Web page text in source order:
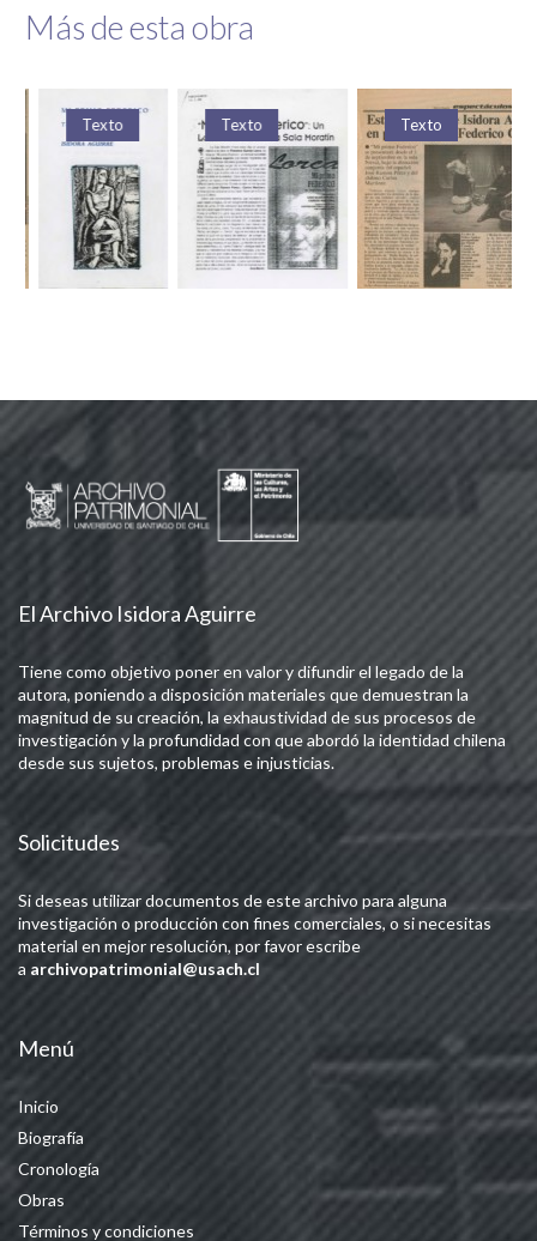
Más de esta obra
Texto Texto
El Archivo Isidora Aguirre
Tiene como objetivo poner en valor y difundir el legado de la
autora, poniendo a disposición materiales que demuestran la
magnitud de su creación, la exhaustividad de sus procesos de
investigación y la profundidad con que abordó la identidad chilena
desde sus sujetos, problemas e injusticias.
Solicitudes
Si deseas utilizar documentos de este archivo para alguna
investigación o producción con fines comerciales, o si necesitas
material en mejor resolución, por favor escribe
a archivopatrimonial@usach.cl
Menú
Inicio
Biografía
Cronología
Obras
Términos y condiciones